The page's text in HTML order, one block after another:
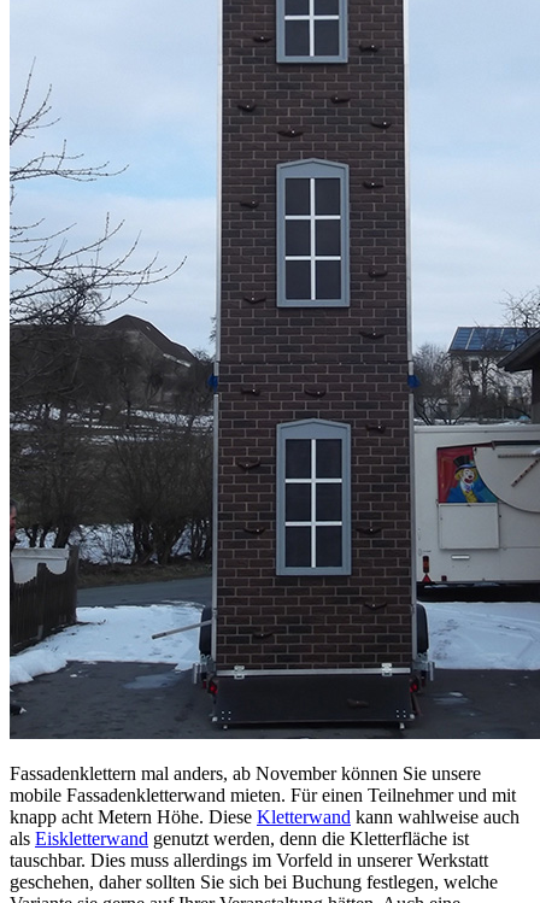
Fassadenklettern mal anders, ab November können Sie unsere
mobile Fassadenkletterwand mieten. Für einen Teilnehmer und mit
knapp acht Metern Höhe. Diese Kletterwand kann wahlweise auch
als Eiskletterwand genutzt werden, denn die Kletterfläche ist
tauschbar. Dies muss allerdings im Vorfeld in unserer Werkstatt
geschehen, daher sollten Sie sich bei Buchung festlegen, welche